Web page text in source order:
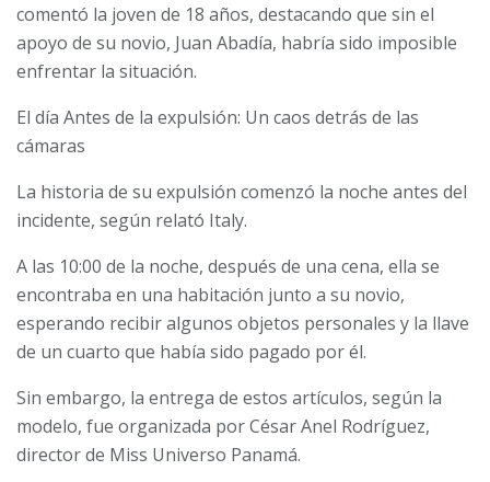
comentó la joven de 18 años, destacando que sin el
apoyo de su novio, Juan Abadía, habría sido imposible
enfrentar la situación.
El día Antes de la expulsión: Un caos detrás de las
cámaras
La historia de su expulsión comenzó la noche antes del
incidente, según relató Italy.
A las 10:00 de la noche, después de una cena, ella se
encontraba en una habitación junto a su novio,
esperando recibir algunos objetos personales y la llave
de un cuarto que había sido pagado por él.
Sin embargo, la entrega de estos artículos, según la
modelo, fue organizada por César Anel Rodríguez,
director de Miss Universo Panamá.